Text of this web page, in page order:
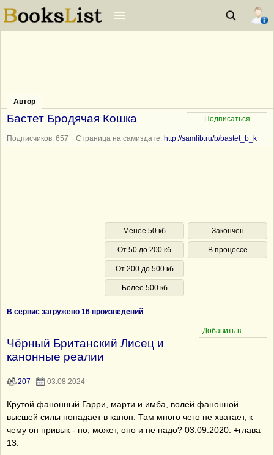
Автор
Бастет Бродячая Кошка
Подписчиков: 657 Страница на самиздате: http://samlib.ru/b/bastet_b_k
Менее 50 кб
От 50 до 200 кб
От 200 до 500 кб
Более 500 кб
Закончен
В процессе
В сервис загружено 16 произведений
Чёрный Британский Лисец и
канонные реалии
207 03.08.2024
Крутой фанонный Гарри, марти и имба, волей фанонной
высшей силы попадает в канон. Там много чего не хватает, к
чему он привык - но, может, оно и не надо? 03.09.2020: +глава
13.